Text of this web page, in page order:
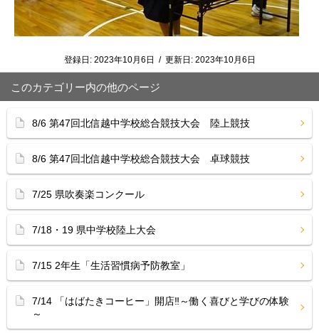
登録日: 2023年10月6日 / 更新日: 2023年10月6日
このカテゴリー内の他のページ
8/6 第47回北信越中学校総合競技大会 陸上競技
8/6 第47回北信越中学校総合競技大会 卓球競技
7/25 県吹奏楽コンクール
7/18・19 県中学校陸上大会
7/15 2年生「生活習慣病予防教室」
7/14 「はばたきコーヒー」開店‼︎～働く喜びと学びの体験
～